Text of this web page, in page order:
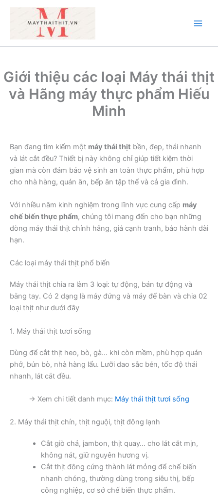
dung
Giới thiệu các loại Máy thái thịt
và Hãng máy thực phẩm Hiếu
Minh
Bạn đang tìm kiếm một máy thái thịt bền, đẹp, thái nhanh
và lát cắt đều? Thiết bị này không chỉ giúp tiết kiệm thời
gian mà còn đảm bảo vệ sinh an toàn thực phẩm, phù hợp
cho nhà hàng, quán ăn, bếp ăn tập thể và cả gia đình.
Với nhiều năm kinh nghiệm trong lĩnh vực cung cấp máy
chế biến thực phẩm, chúng tôi mang đến cho bạn những
dòng máy thái thịt chính hãng, giá cạnh tranh, bảo hành dài
hạn.
Các loại máy thái thịt phổ biến
Máy thái thịt chia ra làm 3 loại: tự động, bán tự động và
bằng tay. Có 2 dạng là máy đứng và máy để bàn và chia 02
loại thịt như dưới đây
1. Máy thái thịt tươi sống
Dùng để cắt thịt heo, bò, gà… khi còn mềm, phù hợp quán
phở, bún bò, nhà hàng lẩu. Lưỡi dao sắc bén, tốc độ thái
nhanh, lát cắt đều.
→ Xem chi tiết danh mục: Máy thái thịt tươi sống
2. Máy thái thịt chín, thịt nguội, thịt đông lạnh
Cắt giò chả, jambon, thịt quay… cho lát cắt mịn,
không nát, giữ nguyên hương vị.
Cắt thịt đông cứng thành lát mỏng để chế biến
nhanh chóng, thường dùng trong siêu thị, bếp
công nghiệp, cơ sở chế biến thực phẩm.